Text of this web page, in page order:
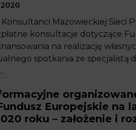
Mazowieckiej
konsultacje dotyczące
na realizację
spotkania ze specjalistą
Europejskie
roku – założenie i